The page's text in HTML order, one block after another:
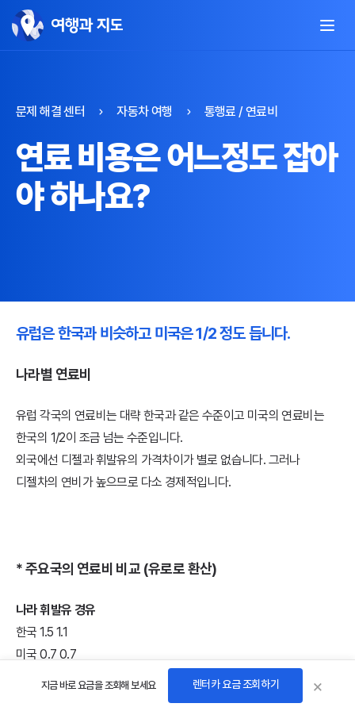
문제 해결 센터 자동차 여행 통행료 / 연료비
연료 비용은 어느정도 잡아
야 하나요?
유럽은 한국과 비슷하고 미국은 1/2 정도 듭니다.
나라별 연료비
유럽 각국의 연료비는 대략 한국과 같은 수준이고 미국의 연료비는
한국의 1/2이 조금 넘는 수준입니다.
외국에선 디젤과 휘발유의 가격차이가 별로 없습니다. 그러나
디젤차의 연비가 높으므로 다소 경제적입니다.
* 주요국의 연료비 비교 (유로로 환산)
나라 휘발유 경유
한국 1.5 1.1
미국 0.7 0.7
독일 1.6 1.4
지금 바로 요금을 조회해 보세요 렌터카 요금 조회하기 ×